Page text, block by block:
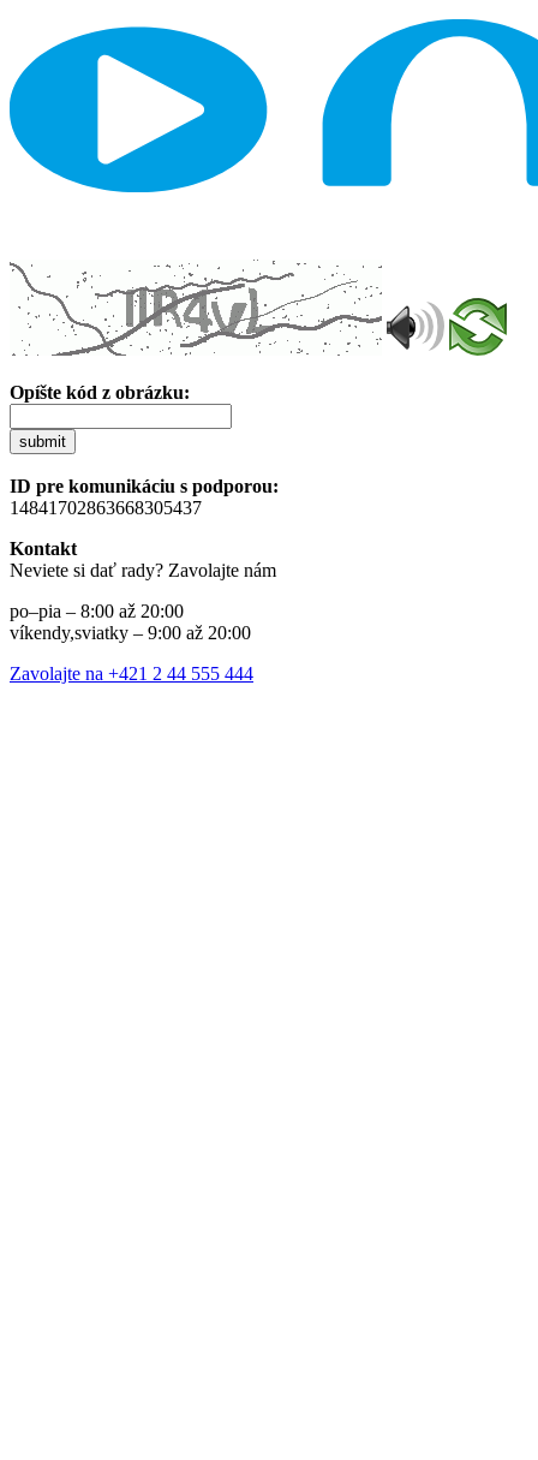
Opíšte kód z obrázku:
submit
ID pre komunikáciu s podporou:
14841702863668305437
Kontakt
Neviete si dať rady? Zavolajte nám
po–pia – 8:00 až 20:00
víkendy,sviatky – 9:00 až 20:00
Zavolajte na +421 2 44 555 444